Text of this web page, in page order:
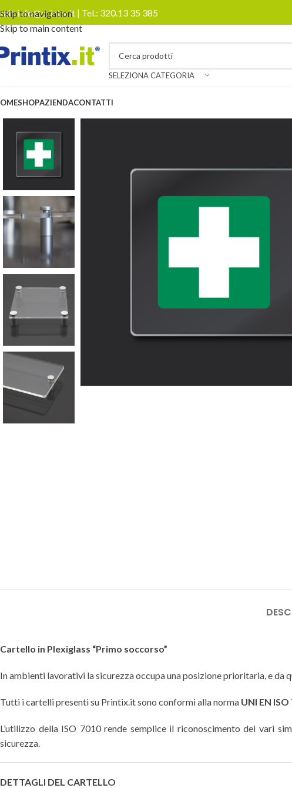
Skip to navigation
Skip to main content
info@printix.it | Tel.: 320.13 35 385
SELEZIONA CATEGORIA
SHOPAZIENDACONTATTI
Cartello in Plexiglass “Primo soccorso”
In ambienti lavorativi la sicurezza occupa una posizione prioritaria, e da
Tutti i cartelli presenti su Printix.it sono conformi alla norma UNI EN ISO
L’utilizzo della ISO 7010 rende semplice il riconoscimento dei vari
sicurezza.
DETTAGLI DEL CARTELLO